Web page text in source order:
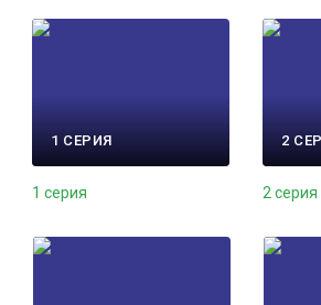
1 СЕРИЯ
1 серия
2
2 серия